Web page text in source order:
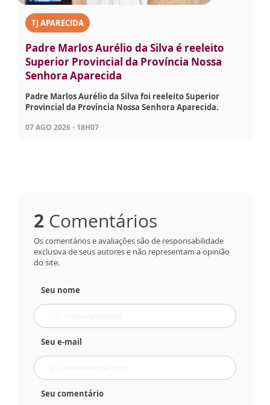
TJ APARECIDA
Padre Marlos Aurélio da Silva é reeleito
Superior Provincial da Província Nossa
Senhora Aparecida
Padre Marlos Aurélio da Silva foi reeleito Superior
Provincial da Província Nossa Senhora Aparecida.
07 AGO 2026 - 18H07
2 Comentários
Os comentários e avaliações são de responsabilidade
exclusiva de seus autores e não representam a opinião
do site.
Seu nome
Seu e-mail
Seu comentário